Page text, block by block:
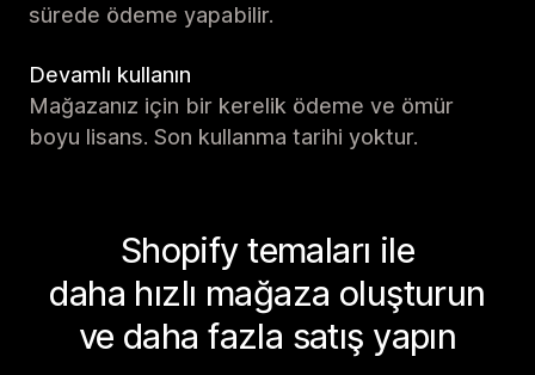
sürede ödeme yapabilir.
Devamlı kullanın
Mağazanız için bir kerelik ödeme ve ömür
boyu lisans. Son kullanma tarihi yoktur.
Shopify temaları ile
daha hızlı mağaza oluşturun
ve daha fazla satış yapın